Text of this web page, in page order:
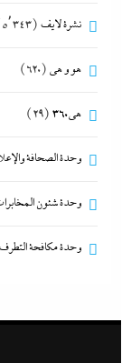
نشرة لايف (5٬343)
هو و هي (620)
هى360 (29)
وحدة الصحافة
وحدة شئون
وحدة مكافحة التطرف